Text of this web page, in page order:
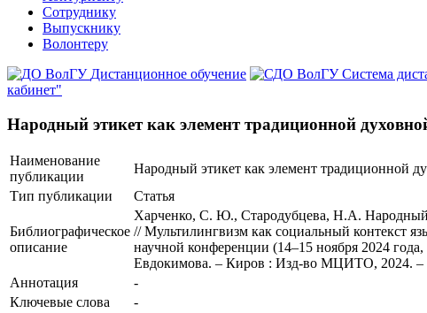
Сотруднику
Выпускнику
Волонтеру
Дистанционное обучение
Система
кабинет"
Народный этикет как элемент традиционной
Наименование
публикации
Народный этикет как элемент традиционной
Тип публикации
Статья
Библиографическое
описание
Харченко, С. Ю., Стародубцева, Н.А. Народный
// Мультилингвизм как социальный контекст
научной конференции (14–15 ноября 2024
Евдокимова. – Киров : Изд-во МЦИТО, 2024. –
Аннотация
-
Ключевые cлова
-